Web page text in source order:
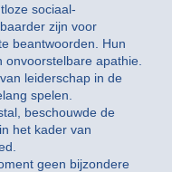
sociaal-
zijn voor
beantwoorden. Hun
apathie.
leiderschap in de
spelen.
beschouwde de
het kader van
geen bijzondere